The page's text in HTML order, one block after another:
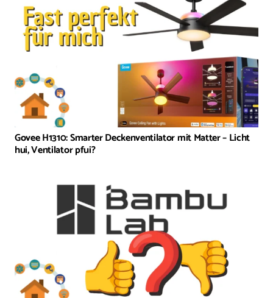
Govee H1310: Smarter Deckenventilator mit Matter – Licht
hui, Ventilator pfui?